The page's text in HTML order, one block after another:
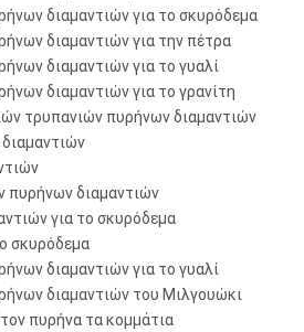
διαμαντιών για το σκυρόδεμα
διαμαντιών για την πέτρα
διαμαντιών για το γυαλί
διαμαντιών για το γρανίτη
τρυπανιών πυρήνων διαμαντιών
πυρήνων διαμαντιών
για το σκυρόδεμα
σκυρόδεμα
διαμαντιών για το γυαλί
διαμαντιών του Μιλγουώκι
πυρήνα τα κομμάτια